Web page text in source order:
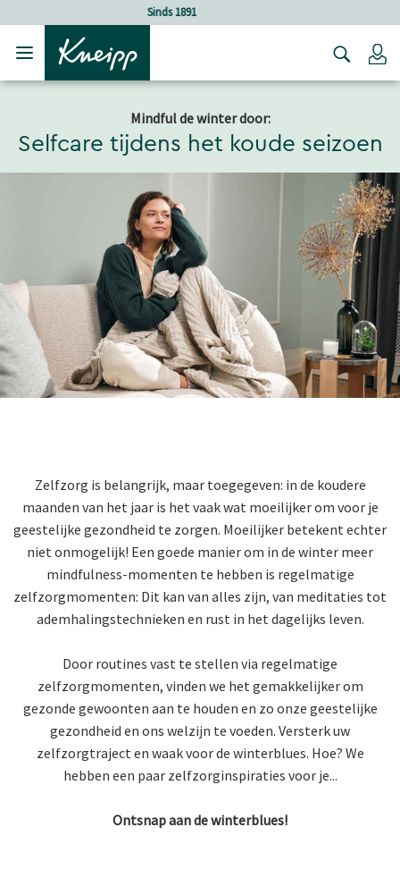
Verder gaan naar hoofdinhoud.
Verder gaan naar de footerHolistische verzorging
Mindful de winter door:
Selfcare tijdens het koude seizoen
Zelfzorg is belangrijk, maar toegegeven: in de koudere
maanden van het jaar is het vaak wat moeilijker om voor je
geestelijke gezondheid te zorgen. Moeilijker betekent echter
niet onmogelijk! Een goede manier om in de winter meer
mindfulness-momenten te hebben is regelmatige
zelfzorgmomenten: Dit kan van alles zijn, van meditaties tot
ademhalingstechnieken en rust in het dagelijks leven.
Door routines vast te stellen via regelmatige
zelfzorgmomenten, vinden we het gemakkelijker om
gezonde gewoonten aan te houden en zo onze geestelijke
gezondheid en ons welzijn te voeden. Versterk uw
zelfzorgtraject en waak voor de winterblues. Hoe? We
hebben een paar zelfzorginspiraties voor je...
Ontsnap aan de winterblues!